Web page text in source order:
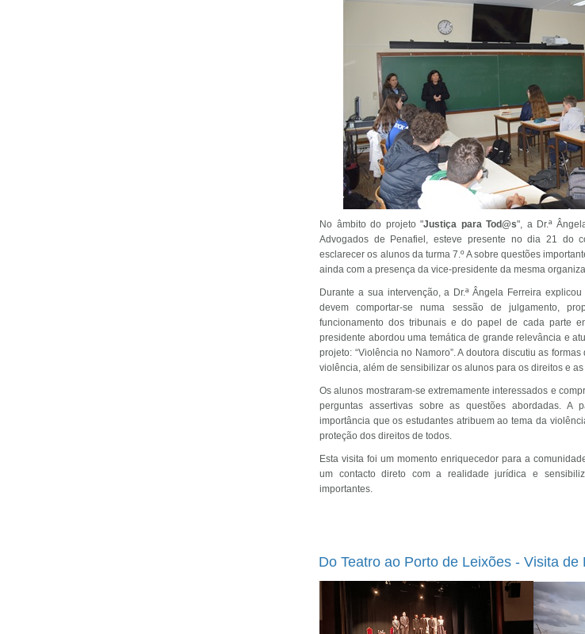
No âmbito do projeto "Justiça para Tod@s", a Dr.ª
Advogados de Penafiel, esteve presente no dia 21 do
esclarecer os alunos da turma 7.º A sobre questões
ainda com a presença da vice-presidente da mesma
Durante a sua intervenção, a Dr.ª Ângela Ferreira
devem comportar-se numa sessão de julgamento,
funcionamento dos tribunais e do papel de cada parte
presidente abordou uma temática de grande relevância e
projeto: “Violência no Namoro”. A doutora discutiu as
violência, além de sensibilizar os alunos para os direitos e
Os alunos mostraram-se extremamente interessados e
perguntas assertivas sobre as questões abordadas. A
importância que os estudantes atribuem ao tema da
proteção dos direitos de todos.
Esta visita foi um momento enriquecedor para a
um contacto direto com a realidade jurídica e
importantes.
Do Teatro ao Porto de Leixões - Visita de